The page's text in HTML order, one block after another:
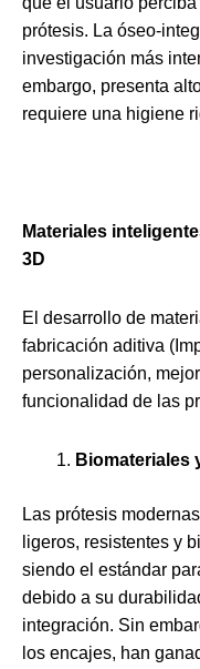
prótesis. La óseo-
investigación más
embargo, presenta
requiere una higiene
Materiales
3D
El desarrollo de
fabricación aditiva
personalización,
funcionalidad de las
Biomateriales
Las prótesis
ligeros, resistentes y
siendo el estándar
debido a su
integración. Sin
los encajes, han